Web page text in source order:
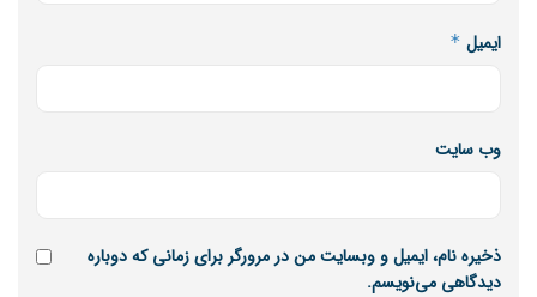
ایمیل *
وب‌ سایت
ذخیره نام، ایمیل و وبسایت من در مرورگر برای زمانی که دوباره
دیدگاهی می‌نویسم.